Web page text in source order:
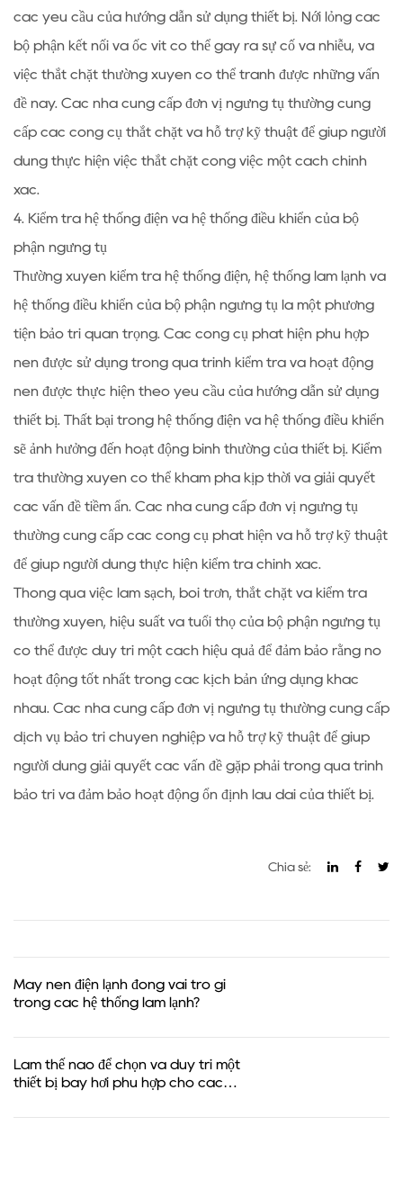
các yêu cầu của hướng dẫn sử dụng thiết bị. Nới lỏng các
bộ phận kết nối và ốc vít có thể gây ra sự cố và nhiễu, và
việc thắt chặt thường xuyên có thể tránh được những vấn
đề này. Các nhà cung cấp đơn vị ngưng tụ thường cung
cấp các công cụ thắt chặt và hỗ trợ kỹ thuật để giúp người
dùng thực hiện việc thắt chặt công việc một cách chính
xác.
4. Kiểm tra hệ thống điện và hệ thống điều khiển của bộ
phận ngưng tụ
Thường xuyên kiểm tra hệ thống điện, hệ thống làm lạnh và
hệ thống điều khiển của bộ phận ngưng tụ là một phương
tiện bảo trì quan trọng. Các công cụ phát hiện phù hợp
nên được sử dụng trong quá trình kiểm tra và hoạt động
nên được thực hiện theo yêu cầu của hướng dẫn sử dụng
thiết bị. Thất bại trong hệ thống điện và hệ thống điều khiển
sẽ ảnh hưởng đến hoạt động bình thường của thiết bị. Kiểm
tra thường xuyên có thể khám phá kịp thời và giải quyết
các vấn đề tiềm ẩn. Các nhà cung cấp đơn vị ngưng tụ
thường cung cấp các công cụ phát hiện và hỗ trợ kỹ thuật
để giúp người dùng thực hiện kiểm tra chính xác.
Thông qua việc làm sạch, bôi trơn, thắt chặt và kiểm tra
thường xuyên, hiệu suất và tuổi thọ của bộ phận ngưng tụ
có thể được duy trì một cách hiệu quả để đảm bảo rằng nó
hoạt động tốt nhất trong các kịch bản ứng dụng khác
nhau. Các nhà cung cấp đơn vị ngưng tụ thường cung cấp
dịch vụ bảo trì chuyên nghiệp và hỗ trợ kỹ thuật để giúp
người dùng giải quyết các vấn đề gặp phải trong quá trình
bảo trì và đảm bảo hoạt động ổn định lâu dài của thiết bị.
Chia sẻ:
Máy nén điện lạnh đóng vai trò gì
trong các hệ thống làm lạnh?
Làm thế nào để chọn và duy trì một
thiết bị bay hơi phù hợp cho các